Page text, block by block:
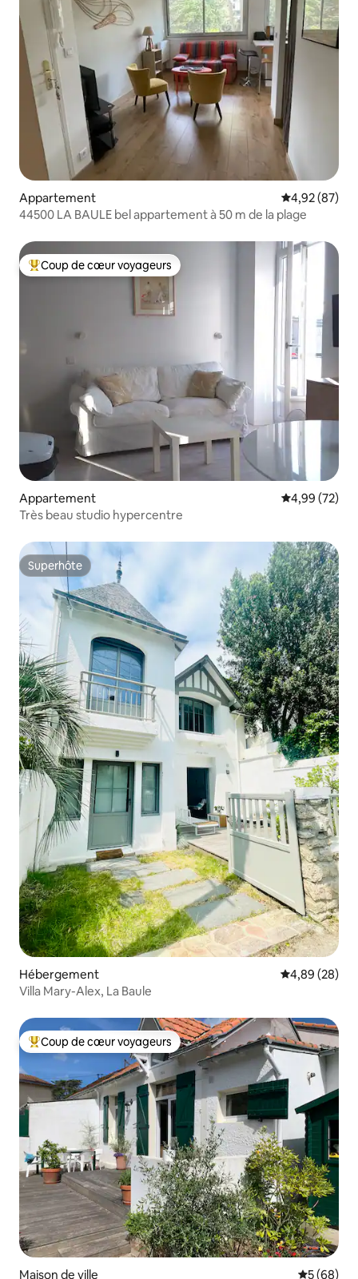
Appartement Évaluation
4,92 (87)
44500 LA BAULE bel appartement à 50 m de la plage
Coups de cœur voyageurs les plus appréciés
Coup de cœur voyageurs
Appartement Évaluation
4,99 (72)
Très beau studio hypercentre
Superhôte
Superhôte
Hébergement Évaluation
4,89 (28)
Villa Mary-Alex, La Baule
Coups de cœur voyageurs les plus appréciés
Coup de cœur voyageurs
Maison de ville 5 (68)